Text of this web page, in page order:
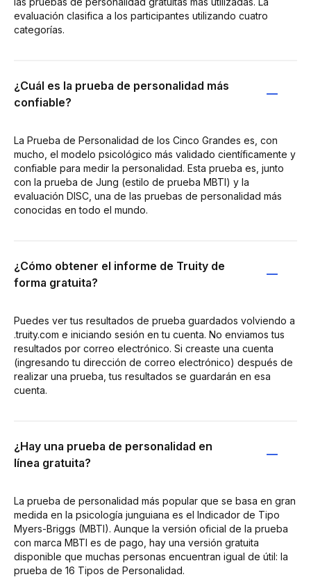
evaluación clasifica a los participantes utilizando cuatro
categorías.
¿Cuál es la prueba de personalidad más
confiable?
La Prueba de Personalidad de los Cinco Grandes es, con
mucho, el modelo psicológico más validado científicamente y
confiable para medir la personalidad. Esta prueba es, junto
con la prueba de Jung (estilo de prueba MBTI) y la
evaluación DISC, una de las pruebas de personalidad más
conocidas en todo el mundo.
¿Cómo obtener el informe de Truity de
forma gratuita?
Puedes ver tus resultados de prueba guardados volviendo a
.truity.com e iniciando sesión en tu cuenta. No enviamos tus
resultados por correo electrónico. Si creaste una cuenta
(ingresando tu dirección de correo electrónico) después de
realizar una prueba, tus resultados se guardarán en esa
cuenta.
¿Hay una prueba de personalidad en
línea gratuita?
La prueba de personalidad más popular que se basa en gran
medida en la psicología junguiana es el Indicador de Tipo
Myers-Briggs (MBTI). Aunque la versión oficial de la prueba
con marca MBTI es de pago, hay una versión gratuita
disponible que muchas personas encuentran igual de útil: la
prueba de 16 Tipos de Personalidad.